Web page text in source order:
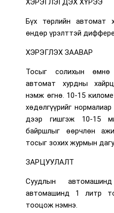
ХЭРЭГЛЭГДЭХ ХҮРЭЭ
Бүх төрлийн автомат
өндөр үрэлттэй
ХЭРЭГЛЭХ ЗААВАР
Тосыг солихын өмнө
автомат хурдны
нэмж өгнө. 10-15
хөдөлгүүрийг
дээр гишгэж 10-15
байршлыг өөрчлөн
тосыг зохих журмын
ЗАРЦУУЛАЛТ
Суудлын
автомашинд 1 литр
тооцож нэмнэ.